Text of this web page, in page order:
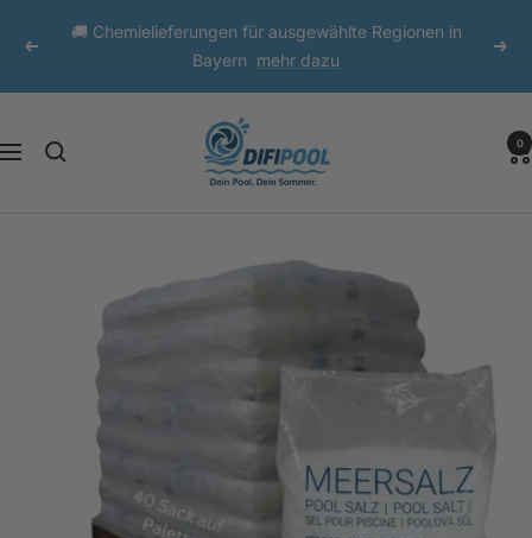
zum
Zurück
🚚 Chemielieferungen für ausgewählte Regionen in
Bayern mehr dazu
Navigation
0